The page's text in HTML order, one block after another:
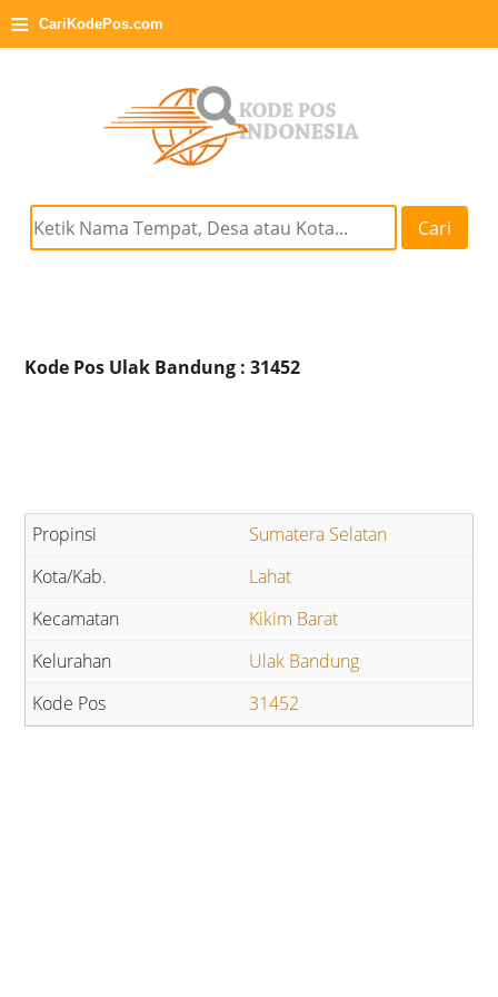
≡ CariKodePos.com
Cari
Kode Pos Ulak Bandung : 31452
Sumatera Selatan
Lahat
Kikim Barat
Ulak Bandung
31452